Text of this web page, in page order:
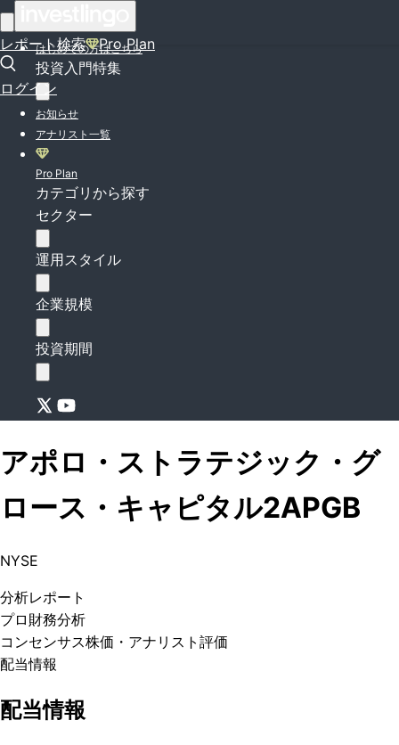
レポート検索 Pro Plan
ログイン
はじめての方はこちら
投資入門特集
お知らせ
アナリスト一覧
Pro Plan
カテゴリから探す
セクター
運用スタイル
企業規模
投資期間
アポロ・ストラテジック・グ
ロース・キャピタル2APGB
NYSE
分析レポート
プロ 財務分析
コンセンサス株価 ・アナリスト評価
配当情報
配当情報